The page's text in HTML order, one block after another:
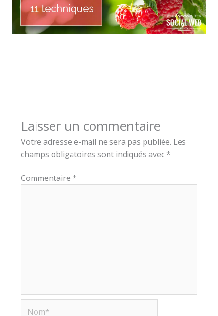
Laisser un commentaire
Votre adresse e-mail ne sera pas publiée. Les
champs obligatoires sont indiqués avec *
Commentaire *